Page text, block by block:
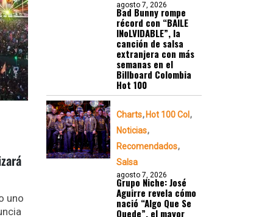
uno
agosto 7, 2026
Bad Bunny rompe
récord con “BAILE
INoLVIDABLE”, la
canción de salsa
extranjera con más
semanas en el
Billboard Colombia
Hot 100
Charts Hot 100 Col
Noticias
Recomendados
Salsa
agosto 7, 2026
Grupo Niche: José
Aguirre revela cómo
nació “Algo Que Se
Quede”, el mayor